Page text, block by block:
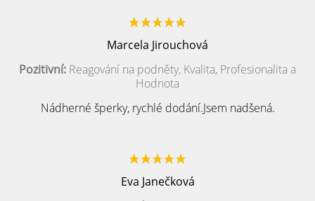
Marcela Jirouchová
Pozitivní: Reagování na podněty, Kvalita, Profesionalita a
Hodnota
Nádherné šperky, rychlé dodání.Jsem nadšená.
Eva Janečková